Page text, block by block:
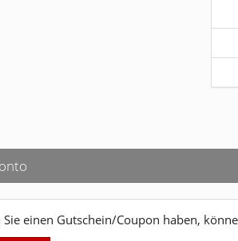
Sie einen Gutschein/Coupon haben,